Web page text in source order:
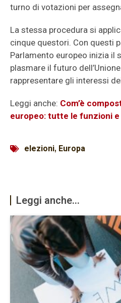
turno di votazioni per
La stessa procedura si
cinque questori. Con questi
Parlamento europeo inizia il
plasmare il futuro
rappresentare gli interessi
Leggi anche: Com’è
europeo: tutte le funzioni
elezioni, Europa
Leggi anche...